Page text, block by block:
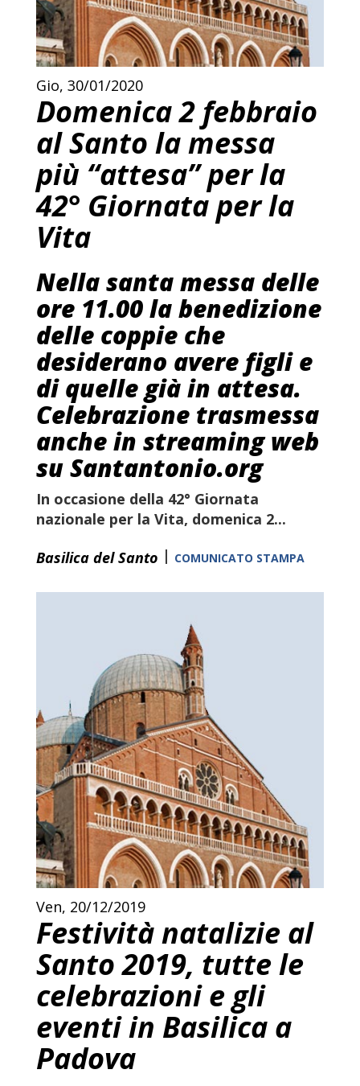
Gio, 30/01/2020
Domenica 2 febbraio
al Santo la messa
più “attesa” per la
42° Giornata per la
Vita
Nella santa messa delle
ore 11.00 la benedizione
delle coppie che
desiderano avere figli e
di quelle già in attesa.
Celebrazione trasmessa
anche in streaming web
su Santantonio.org
In occasione della 42° Giornata
nazionale per la Vita, domenica 2...
Basilica del Santo | COMUNICATO STAMPA
Ven, 20/12/2019
Festività natalizie al
Santo 2019, tutte le
celebrazioni e gli
eventi in Basilica a
Padova